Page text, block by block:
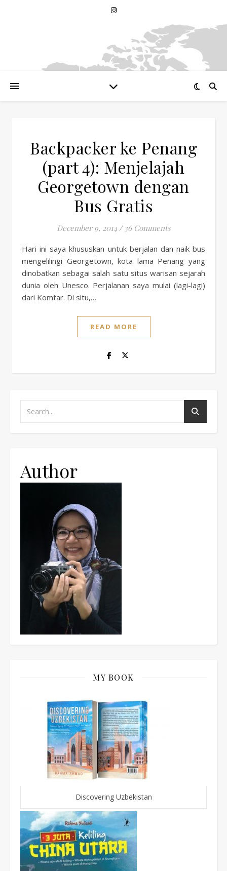
Backpacker ke Penang
(part 4): Menjelajah
Georgetown dengan
Bus Gratis
December 9, 2014 / 36 Comments
Hari ini saya khususkan untuk berjalan dan naik bus
mengelilingi Georgetown, kota lama Penang yang
dinobatkan sebagai salah satu situs warisan sejarah
dunia oleh Unesco. Perjalanan saya mulai (lagi-lagi)
dari Komtar. Di situ,…
READ MORE
Author
MY BOOK
Discovering Uzbekistan